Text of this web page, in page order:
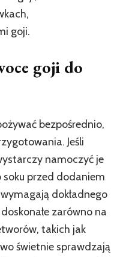
goji.
goji do
bezpośrednio,
Jeśli
namoczyć je
przed dodaniem
dokładnego
zarówno na
takich jak
świetnie sprawdzają